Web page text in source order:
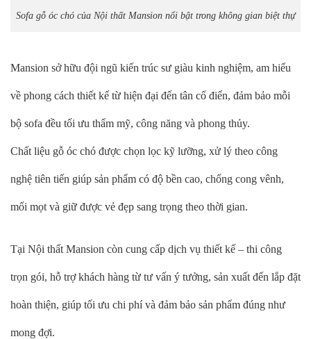
Sofa gỗ óc chó của Nội thất Mansion nổi bật trong không gian biệt thự
Mansion sở hữu đội ngũ kiến trúc sư giàu kinh nghiệm, am hiểu
về phong cách thiết kế từ hiện đại đến tân cổ điển, đảm bảo mỗi
bộ sofa đều tối ưu thẩm mỹ, công năng và phong thủy.
Chất liệu gỗ óc chó được chọn lọc kỹ lưỡng, xử lý theo công
nghệ tiên tiến giúp sản phẩm có độ bền cao, chống cong vênh,
mối mọt và giữ được vẻ đẹp sang trọng theo thời gian.
Tại Nội thất Mansion còn cung cấp dịch vụ thiết kế – thi công
trọn gói, hỗ trợ khách hàng từ tư vấn ý tưởng, sản xuất đến lắp đặt
hoàn thiện, giúp tối ưu chi phí và đảm bảo sản phẩm đúng như
mong đợi.